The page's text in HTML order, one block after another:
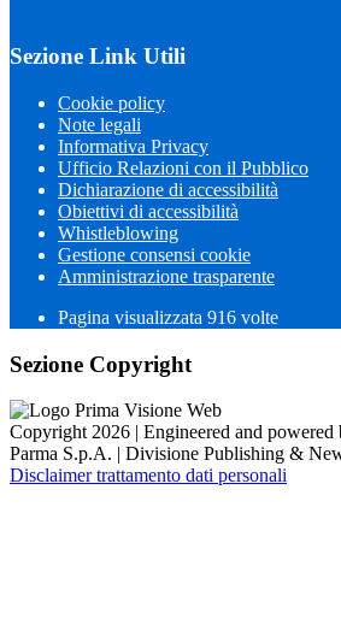
Sezione Link Utili
Cookie policy
Note legali
Informativa Privacy
Ufficio Relazioni con il Pubblico
Dichiarazione di accessibilità
Obiettivi di accessibilità
Whistleblowing
Gestione consensi cookie
Amministrazione trasparente
Pagina visualizzata 916 volte
Sezione Copyright
Copyright 2026 | Engineered and
Parma S.p.A. | Divisione Publishing &
Disclaimer trattamento dati personali